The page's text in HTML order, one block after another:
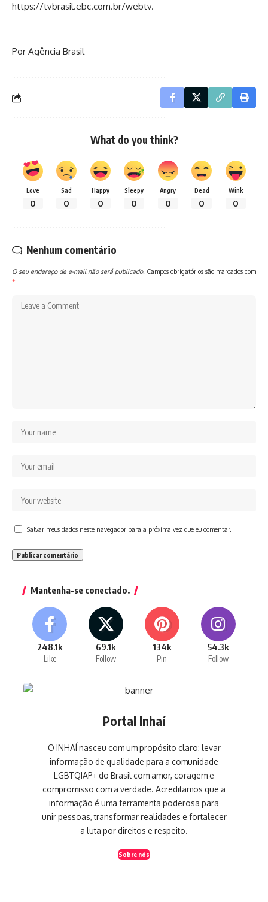
https://tvbrasil.ebc.com.br/webtv.
Por Agência Brasil
What do you think?
Love
0
Sad
0
Happy
0
Sleepy
0
Angry
0
Dead
0
Wink
0
Nenhum comentário
O seu endereço de e-mail não será publicado. Campos obrigatórios são marcados com
*
Salvar meus dados neste navegador para a próxima vez que eu comentar.
Mantenha-se conectado.
248.1k
Like
69.1k
Follow
134k
Pin
54.3k
Follow
Portal Inhaí
O INHAÍ nasceu com um propósito claro: levar
informação de qualidade para a comunidade
LGBTQIAP+ do Brasil com amor, coragem e
compromisso com a verdade. Acreditamos que a
informação é uma ferramenta poderosa para
unir pessoas, transformar realidades e fortalecer
a luta por direitos e respeito.
Sobre nós